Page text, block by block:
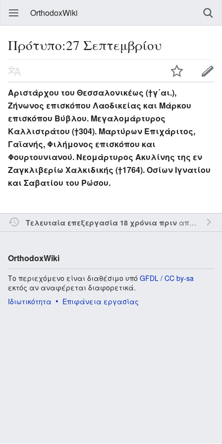
OrthodoxWiki
Πρότυπο:27 Σεπτεμβρίου
Αριστάρχου του Θεσσαλονικέως (†γ΄αι.),
Ζήνωνος επισκόπου Λαοδικείας και Μάρκου
επισκόπου Βύβλου. Μεγαλομάρτυρος
Καλλιστράτου (†304). Μαρτύρων Επιχάριτος,
Γαϊανής, Φιλήμονος επισκόπου και
Φουρτουνιανού. Νεομάρτυρος Ακυλίνης της εν
Ζαγκλιβερίω Χαλκιδικής (†1764). Οσίων Ιγνατίου
και Σαβατίου του Ρώσου.
Τελευταία επεξεργασία 18 χρόνια πριναπό τον την
OrthodoxWiki
Το περιεχόμενο είναι διαθέσιμο υπό GFDL / CC by-sa
εκτός αν αναφέρεται διαφορετικά.
Ιδιωτικότητα
Επιφάνεια εργασίας